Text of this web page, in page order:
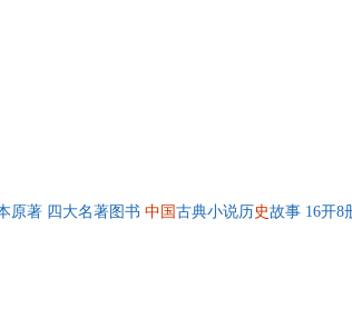
原著 四大名著图书 中国 古典小说历 史故事 16开8